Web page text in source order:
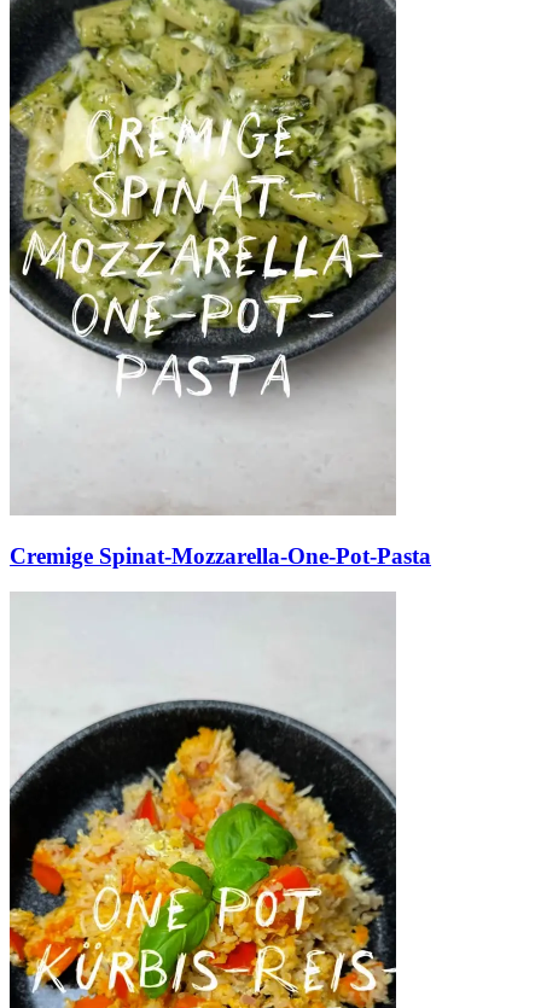
Cremige Spinat-Mozzarella-One-Pot-Pasta